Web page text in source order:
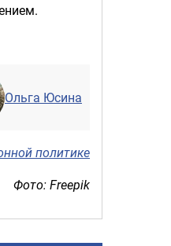
Ольга Юсина
политике
Фото: Freepik